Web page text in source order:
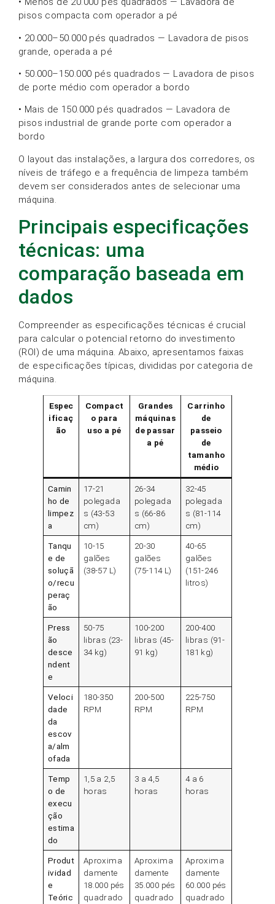
pisos compacta com operador a pé
• 20.000–50.000 pés quadrados — Lavadora de pisos
grande, operada a pé
• 50.000–150.000 pés quadrados — Lavadora de pisos
de porte médio com operador a bordo
• Mais de 150.000 pés quadrados — Lavadora de
pisos industrial de grande porte com operador a
bordo
O layout das instalações, a largura dos corredores, os
níveis de tráfego e a frequência de limpeza também
devem ser considerados antes de selecionar uma
máquina.
Principais especificações
técnicas: uma
comparação baseada em
dados
Compreender as especificações técnicas é crucial
para calcular o potencial retorno do investimento
(ROI) de uma máquina. Abaixo, apresentamos faixas
de especificações típicas, divididas por categoria de
máquina.
Espec
ificaç
ão
Compact
o para
uso a pé
Grandes
máquinas
de passar
a pé
Carrinho
de
passeio
de
tamanho
médio
Camin
ho de
limpez
a
17-21
polegada
s (43-53
cm)
26-34
polegada
s (66-86
cm)
32-45
polegada
s (81-114
cm)
Tanqu
e de
soluçã
o/recu
peraç
ão
10-15
galões
(38-57 L)
20-30
galões
(75-114 L)
40-65
galões
(151-246
litros)
Press
ão
desce
ndent
e
50-75
libras (23-
34 kg)
100-200
libras (45-
91 kg)
200-400
libras (91-
181 kg)
Veloci
dade
da
escov
a/alm
ofada
180-350
RPM
200-500
RPM
225-750
RPM
Temp
o de
execu
ção
estima
do
1,5 a 2,5
horas
3 a 4,5
horas
4 a 6
horas
Produt
ividad
e
Teóric
Aproxima
damente
18.000 pés
quadrado
Aproxima
damente
35.000 pés
quadrado
Aproxima
damente
60.000 pés
quadrado